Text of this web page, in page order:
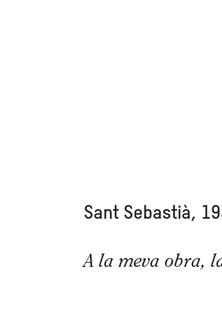
Sant Sebastià,
A la meva obra,